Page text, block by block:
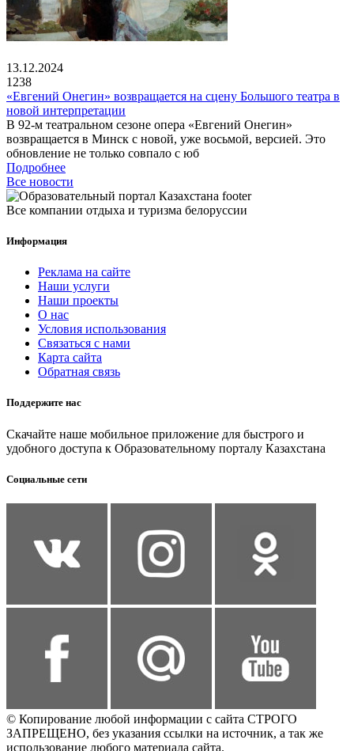
13.12.2024
1238
«Евгений Онегин» возвращается на сцену Большого театра в
новой интерпретации
В 92-м театральном сезоне опера «Евгений Онегин»
возвращается в Минск с новой, уже восьмой, версией. Это
обновление не только совпало с юб
Подробнее
Все новости
Все компании отдыха и туризма белоруссии
Информация
Реклама на сайте
Наши услуги
Наши проекты
О нас
Условия использования
Связаться с нами
Карта сайта
Обратная связь
Поддержите нас
Скачайте наше мобильное приложение для быстрого и
удобного доступа к Образовательному порталу Казахстана
Социальные сети
© Копирование любой информации с сайта СТРОГО
ЗАПРЕЩЕНО, без указания ссылки на источник, а так же
использование любого материала сайта.